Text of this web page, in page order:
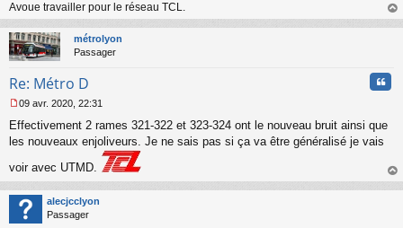
Avoue travailler pour le réseau TCL.
au
métrolyon
Passager
Re: Métro D
e
s
a
g
e
n
o
09 avr. 2020, 22:31
Effectivement 2 rames 321-322 et 323-324 ont le nouveau bruit ainsi que
les nouveaux enjoliveurs. Je ne sais pas si ça va être généralisé je vais
voir avec UTMD.
au
alecjcclyon
Passager